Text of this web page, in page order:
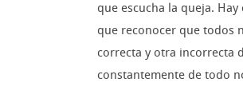
que escucha la queja.
que reconocer que todos
correcta y otra incorrecta
constantemente de todo